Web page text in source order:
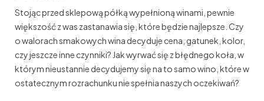
Stojąc przed sklepową półką wypełnioną winami, pewnie
większość z was zastanawia się, które będzie najlepsze. Czy
o walorach smakowych wina decyduje cena, gatunek, kolor,
czy jeszcze inne czynniki? Jak wyrwać się z błędnego koła, w
którym nieustannie decydujemy się na to samo wino, które w
ostatecznym rozrachunku nie spełnia naszych oczekiwań?